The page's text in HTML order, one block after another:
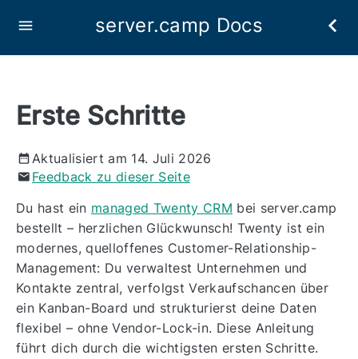
server.camp Docs
Erste Schritte
Aktualisiert am 14. Juli 2026
Feedback zu dieser Seite
Du hast ein managed Twenty CRM bei server.camp
bestellt – herzlichen Glückwunsch! Twenty ist ein
modernes, quelloffenes Customer-Relationship-
Management: Du verwaltest Unternehmen und
Kontakte zentral, verfolgst Verkaufschancen über
ein Kanban-Board und strukturierst deine Daten
flexibel – ohne Vendor-Lock-in. Diese Anleitung
führt dich durch die wichtigsten ersten Schritte.